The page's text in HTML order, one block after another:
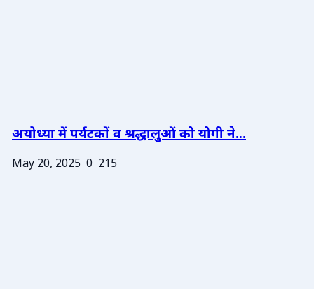
अयोध्या में पर्यटकों व श्रद्धालुओं को योगी ने...
May 20, 2025 0 215